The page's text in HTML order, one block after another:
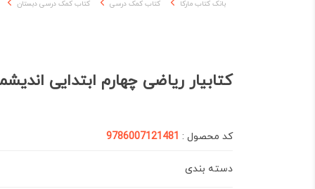
بانک کتاب مارکا کتاب کمک درسی کتاب کمک درسی دبستان
کتابیار ریاضی چهارم ابتدایی
کد محصول : 9786007121481
دسته بندی